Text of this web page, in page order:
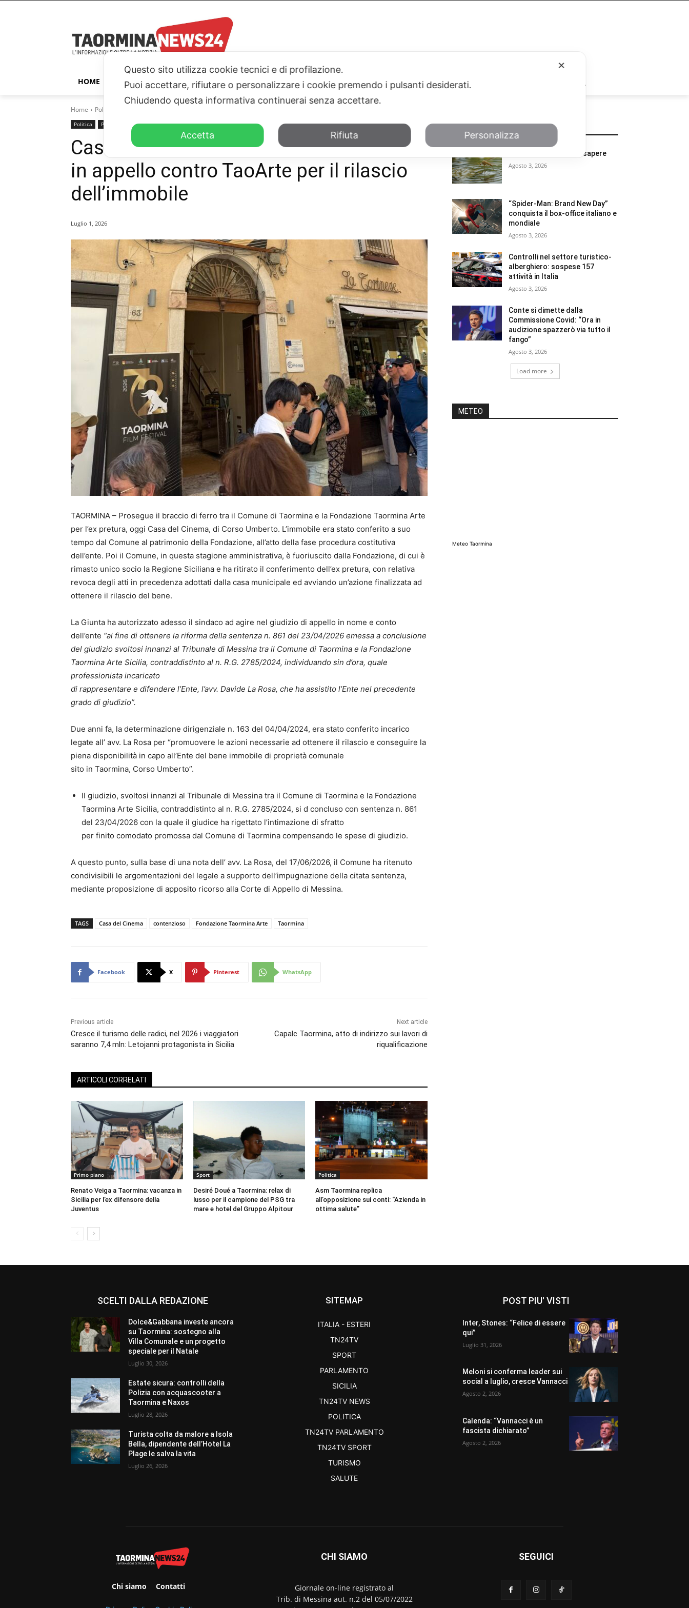
HOME TAORMINA ITALIA – ESTERI PARLAMENTO SICILIA SALUTE SPORT TN24TV
Home Politica
Politica Primo piano
Casa del Cinema Taormina, il Comune va
in appello contro TaoArte per il rilascio
dell’immobile
Luglio 1, 2026
TAORMINA – Prosegue il braccio di ferro tra il Comune di Taormina e la Fondazione Taormina Arte
per l’ex pretura, oggi Casa del Cinema, di Corso Umberto. L’immobile era stato conferito a suo
tempo dal Comune al patrimonio della Fondazione, all’atto della fase procedura costitutiva
dell’ente. Poi il Comune, in questa stagione amministrativa, è fuoriuscito dalla Fondazione, di cui è
rimasto unico socio la Regione Siciliana e ha ritirato il conferimento dell’ex pretura, con relativa
revoca degli atti in precedenza adottati dalla casa municipale ed avviando un’azione finalizzata ad
ottenere il rilascio del bene.
La Giunta ha autorizzato adesso il sindaco ad agire nel giudizio di appello in nome e conto
dell’ente “al fine di ottenere la riforma della sentenza n. 861 del 23/04/2026 emessa a conclusione
del giudizio svoltosi innanzi al Tribunale di Messina tra il Comune di Taormina e la Fondazione
Taormina Arte Sicilia, contraddistinto al n. R.G. 2785/2024, individuando sin d’ora, quale
professionista incaricato
di rappresentare e difendere l’Ente, l’avv. Davide La Rosa, che ha assistito l’Ente nel precedente
grado di giudizio”.
Due anni fa, la determinazione dirigenziale n. 163 del 04/04/2024, era stato conferito incarico
legate all’ avv. La Rosa per “promuovere le azioni necessarie ad ottenere il rilascio e conseguire la
piena disponibilità in capo all’Ente del bene immobile di proprietà comunale
sito in Taormina, Corso Umberto”.
II giudizio, svoltosi innanzi al Tribunale di Messina tra il Comune di Taormina e la Fondazione
Taormina Arte Sicilia, contraddistinto al n. R.G. 2785/2024, si d concluso con sentenza n. 861
del 23/04/2026 con la quale il giudice ha rigettato l’intimazione di sfratto
per finito comodato promossa dal Comune di Taormina compensando le spese di giudizio.
A questo punto, sulla base di una nota dell’ avv. La Rosa, del 17/06/2026, il Comune ha ritenuto
condivisibili le argomentazioni del legale a supporto dell’impugnazione della citata sentenza,
mediante proposizione di apposito ricorso alla Corte di Appello di Messina.
TAGS Casa del Cinema contenzioso Fondazione Taormina Arte Taormina
Facebook X Pinterest WhatsApp
Previous article
Cresce il turismo delle radici, nel 2026 i viaggiatori
saranno 7,4 mln: Letojanni protagonista in Sicilia
Next article
Capalc Taormina, atto di indirizzo sui lavori di
riqualificazione
ARTICOLI CORRELATI
Primo piano
Renato Veiga a Taormina: vacanza in
Sicilia per l’ex difensore della
Juventus
Sport
Desiré Doué a Taormina: relax di
lusso per il campione del PSG tra
mare e hotel del Gruppo Alpitour
Politica
Asm Taormina replica
all’opposizione sui conti: “Azienda in
ottima salute”
West Nile, cosa c’è da sapere
Agosto 3, 2026
“Spider-Man: Brand New Day”
conquista il box-office italiano e
mondiale
Agosto 3, 2026
Controlli nel settore turistico-
alberghiero: sospese 157
attività in Italia
Agosto 3, 2026
Conte si dimette dalla
Commissione Covid: “Ora in
audizione spazzerò via tutto il
fango”
Agosto 3, 2026
Load more
METEO
Meteo Taormina
SCELTI DALLA REDAZIONE
Dolce&Gabbana investe ancora
su Taormina: sostegno alla
Villa Comunale e un progetto
speciale per il Natale
Luglio 30, 2026
Estate sicura: controlli della
Polizia con acquascooter a
Taormina e Naxos
Luglio 28, 2026
Turista colta da malore a Isola
Bella, dipendente dell’Hotel La
Plage le salva la vita
Luglio 26, 2026
SITEMAP
ITALIA - ESTERI
TN24TV
SPORT
PARLAMENTO
SICILIA
TN24TV NEWS
POLITICA
TN24TV PARLAMENTO
TN24TV SPORT
TURISMO
SALUTE
POST PIU' VISTI
Inter, Stones: “Felice di essere
qui”
Luglio 31, 2026
Meloni si conferma leader sui
social a luglio, cresce Vannacci
Agosto 2, 2026
Calenda: “Vannacci è un
fascista dichiarato”
Agosto 2, 2026
Chi siamo Contatti
CHI SIAMO
Giornale on-line registrato al
Trib. di Messina aut. n.2 del 05/07/2022
SEGUICI
✕
Questo sito utilizza cookie tecnici e di profilazione.
Puoi accettare, rifiutare o personalizzare i cookie premendo i pulsanti desiderati.
Chiudendo questa informativa continuerai senza accettare.
Accetta Rifiuta Personalizza